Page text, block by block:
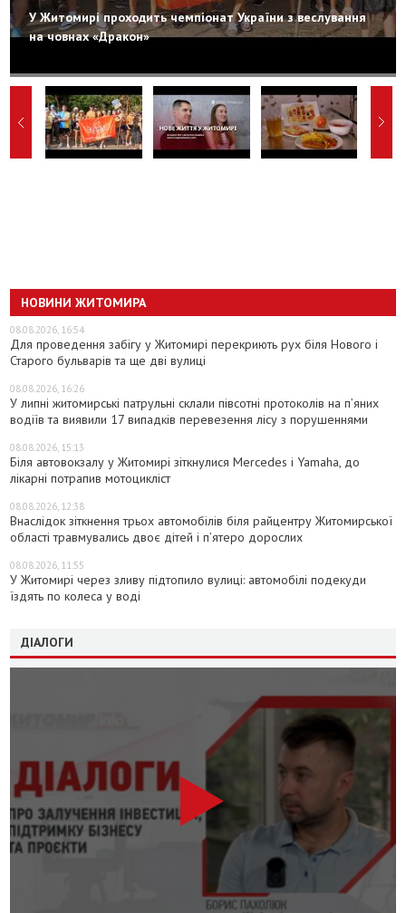
У Житомирі проходить чемпіонат України з веслування
на човнах «Дракон»
НОВИНИ ЖИТОМИРА
08.08.2026, 16:54
Для проведення забігу у Житомирі перекриють рух біля Нового і
Старого бульварів та ще дві вулиці
08.08.2026, 16:26
У липні житомирські патрульні склали півсотні протоколів на пʼяних
водіїв та виявили 17 випадків перевезення лісу з порушеннями
08.08.2026, 15:13
Біля автовокзалу у Житомирі зіткнулися Mercedes і Yamaha, до
лікарні потрапив мотоцикліст
08.08.2026, 12:38
Внаслідок зіткнення трьох автомобілів біля райцентру Житомирської
області травмувались двоє дітей і пʼятеро дорослих
08.08.2026, 11:55
У Житомирі через зливу підтопило вулиці: автомобілі подекуди
їздять по колеса у воді
ДІАЛОГИ